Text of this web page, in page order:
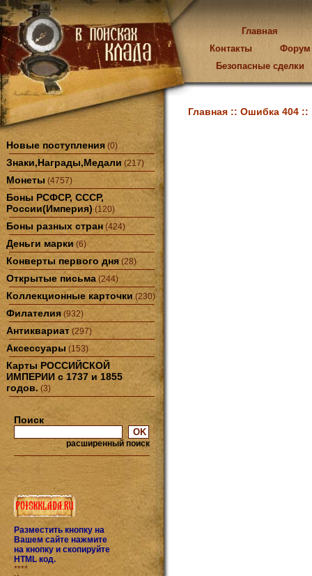
Главная
Контакты
Форум
Безопасные сделки
Новые поступления (0)
Знаки,Награды,Медали (217)
Монеты (4757)
Боны РСФСР, СССР,
России(Империя) (120)
Боны разных стран (424)
Деньги марки (6)
Конверты первого дня (28)
Открытые письма (244)
Коллекционные карточки (230)
Филателия (932)
Антиквариат (297)
Аксессуары (153)
Карты РОССИЙСКОЙ
ИМПЕРИИ с 1737 и 1855
годов. (3)
Поиск
расширенный поиск
Разместить кнопку на
Вашем сайте нажмите
на кнопку и скопируйте
HTML код.
****
Главная :: Ошибка 404 ::